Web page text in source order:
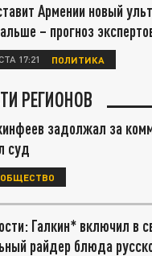
Армении новый
– прогноз
17:21 ПОЛИТИКА
РЕГИОНОВ
задолжал за
суд
ОБЩЕСТВО
Галкин* включил в
райдер блюда